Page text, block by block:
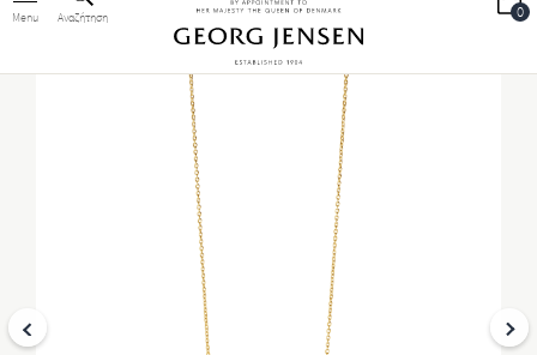
Menu Αναζήτηση 0